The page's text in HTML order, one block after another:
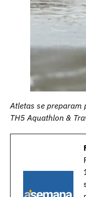
Atletas se preparam
TH5 Aquathlon &